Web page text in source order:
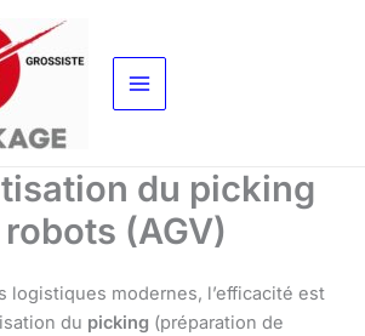
du picking
(AGV)
logistiques modernes, l’efficacité est
du picking (préparation de